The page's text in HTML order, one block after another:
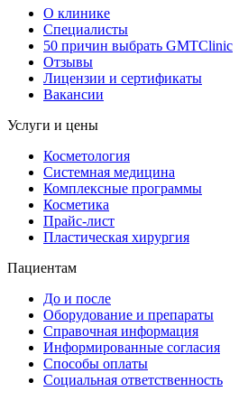
О клинике
Специалисты
50 причин выбрать GMTClinic
Отзывы
Лицензии и сертификаты
Вакансии
Услуги и цены
Косметология
Системная медицина
Комплексные программы
Косметика
Прайс-лист
Пластическая хирургия
Пациентам
До и после
Оборудование и препараты
Справочная информация
Информированные согласия
Способы оплаты
Социальная ответственность